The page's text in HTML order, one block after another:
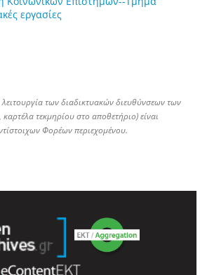
εργασίες
των διαδικτυακών διευθύνσεων των
τεκμηρίου στο αποθετήριο) είναι
Φορέων περιεχομένου.